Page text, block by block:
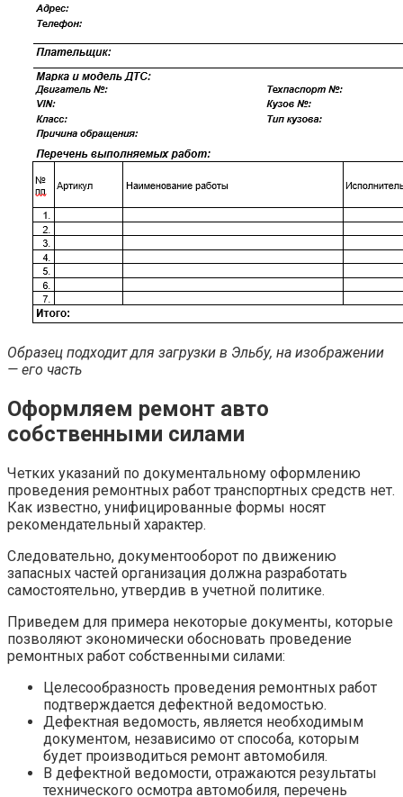
Образец подходит для загрузки в Эльбу, на изображении
— его часть
Оформляем ремонт авто
собственными силами
Четких указаний по документальному оформлению
проведения ремонтных работ транспортных средств нет.
Как известно, унифицированные формы носят
рекомендательный характер.
Следовательно, документооборот по движению
запасных частей организация должна разработать
самостоятельно, утвердив в учетной политике.
Приведем для примера некоторые документы, которые
позволяют экономически обосновать проведение
ремонтных работ собственными силами:
Целесообразность проведения ремонтных работ
подтверждается дефектной ведомостью.
Дефектная ведомость, является необходимым
документом, независимо от способа, которым
будет производиться ремонт автомобиля.
В дефектной ведомости, отражаются результаты
технического осмотра автомобиля, перечень